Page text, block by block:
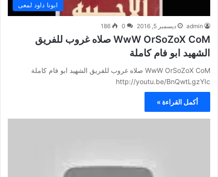
ابونا داود لمعى
admin ديسمبر 5, 2016 0
186
WwW OrSoZoX CoM صلاه غروب للفريق
الشهيد ابو فام كاملة
WwW OrSoZoX CoM صلاه غروب للفريق الشهيد ابو فام كاملة
http://youtu.be/BnQwtLgzYIc
أكمل القراءة »